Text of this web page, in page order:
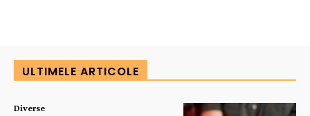
ULTIMELE ARTICOLE
Diverse